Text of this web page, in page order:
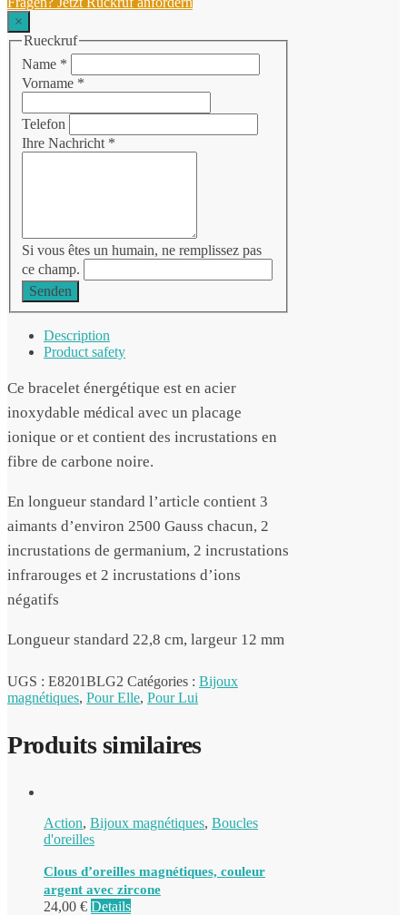
×
Rueckruf
Name *
Vorname *
Telefon
Ihre Nachricht *
Si vous êtes un humain, ne remplissez pas
ce champ.
Senden
Description
Product safety
Ce bracelet énergétique est en acier
inoxydable médical avec un placage
ionique or et contient des incrustations en
fibre de carbone noire.
En longueur standard l’article contient 3
aimants d’environ 2500 Gauss chacun, 2
incrustations de germanium, 2 incrustations
infrarouges et 2 incrustations d’ions
négatifs
Longueur standard 22,8 cm, largeur 12 mm
UGS : E8201BLG2 Catégories : Bijoux
magnétiques, Pour Elle, Pour Lui
Produits similaires
Action, Bijoux magnétiques, Boucles
d'oreilles
Clous d’oreilles magnétiques, couleur
argent avec zircone
24,00 € Details